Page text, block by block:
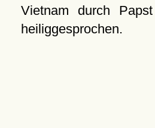
Vietnam durch Papst
heiliggesprochen.